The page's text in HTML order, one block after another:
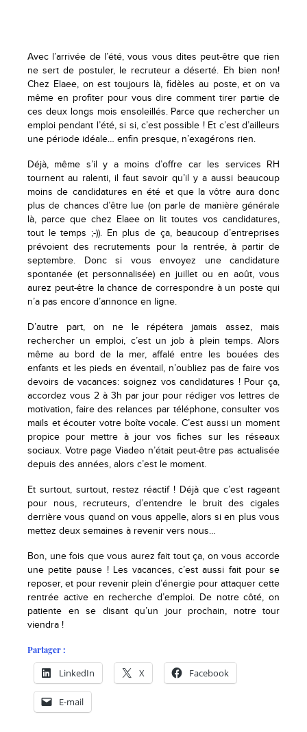
Avec l’arrivée de l’été, vous vous dites peut-être que rien
ne sert de postuler, le recruteur a déserté. Eh bien non!
Chez Elaee, on est toujours là, fidèles au poste, et on va
même en profiter pour vous dire comment tirer partie de
ces deux longs mois ensoleillés. Parce que rechercher un
emploi pendant l’été, si si, c’est possible ! Et c’est d’ailleurs
une période idéale… enfin presque, n’exagérons rien.
Déjà, même s’il y a moins d’offre car les services RH
tournent au ralenti, il faut savoir qu’il y a aussi beaucoup
moins de candidatures en été et que la vôtre aura donc
plus de chances d’être lue (on parle de manière générale
là, parce que chez Elaee on lit toutes vos candidatures,
tout le temps ;-)). En plus de ça, beaucoup d’entreprises
prévoient des recrutements pour la rentrée, à partir de
septembre. Donc si vous envoyez une candidature
spontanée (et personnalisée) en juillet ou en août, vous
aurez peut-être la chance de correspondre à un poste qui
n’a pas encore d’annonce en ligne.
D’autre part, on ne le répétera jamais assez, mais
rechercher un emploi, c’est un job à plein temps. Alors
même au bord de la mer, affalé entre les bouées des
enfants et les pieds en éventail, n’oubliez pas de faire vos
devoirs de vacances: soignez vos candidatures ! Pour ça,
accordez vous 2 à 3h par jour pour rédiger vos lettres de
motivation, faire des relances par téléphone, consulter vos
mails et écouter votre boîte vocale. C’est aussi un moment
propice pour mettre à jour vos fiches sur les réseaux
sociaux. Votre page Viadeo n’était peut-être pas actualisée
depuis des années, alors c’est le moment.
Et surtout, surtout, restez réactif ! Déjà que c’est rageant
pour nous, recruteurs, d’entendre le bruit des cigales
derrière vous quand on vous appelle, alors si en plus vous
mettez deux semaines à revenir vers nous…
Bon, une fois que vous aurez fait tout ça, on vous accorde
une petite pause ! Les vacances, c’est aussi fait pour se
reposer, et pour revenir plein d’énergie pour attaquer cette
rentrée active en recherche d’emploi. De notre côté, on
patiente en se disant qu’un jour prochain, notre tour
viendra !
Partager :
LinkedIn X Facebook
E-mail